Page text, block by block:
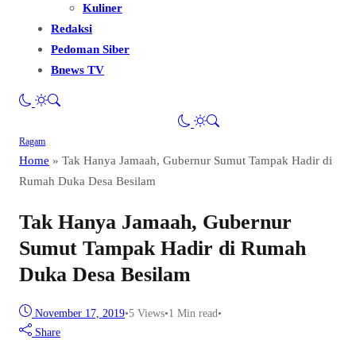
Kuliner
Redaksi
Pedoman Siber
Bnews TV
Ragam
Home » Tak Hanya Jamaah, Gubernur Sumut Tampak Hadir di
Rumah Duka Desa Besilam
Tak Hanya Jamaah, Gubernur
Sumut Tampak Hadir di Rumah
Duka Desa Besilam
November 17, 2019•5 Views•1 Min read•
Share